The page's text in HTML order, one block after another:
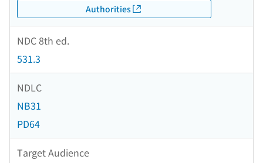
Authorities
NDC 8th ed.
531.3
NDLC
NB31
PD64
Target Audience